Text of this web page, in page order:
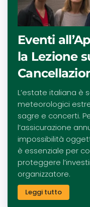
Eventi
la Lezione
L’estate italiana è
meteorologici
sagre e concerti.
l’assicurazione
impossibilità
è essenziale per
proteggere
organizzatore.
Leggi tutto